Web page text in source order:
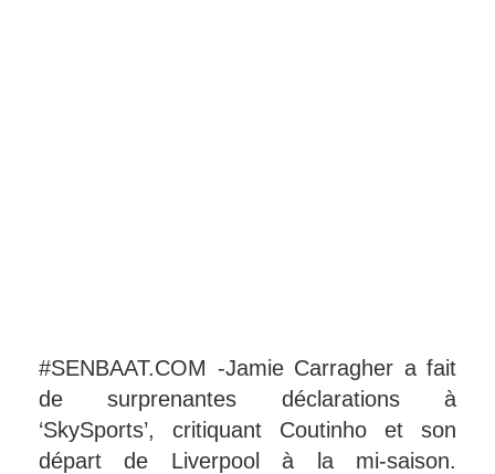
#SENBAAT.COM -Jamie Carragher a fait
de surprenantes déclarations à
‘SkySports’, critiquant Coutinho et son
départ de Liverpool à la mi-saison.